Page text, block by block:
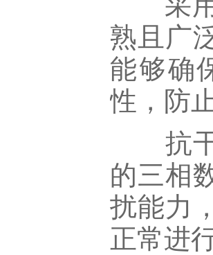
熟且广
能够确
性，防
抗干
的三相
扰能力
正常进